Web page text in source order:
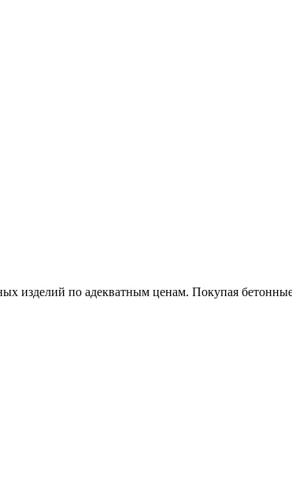
изделий по адекватным ценам. Покупая